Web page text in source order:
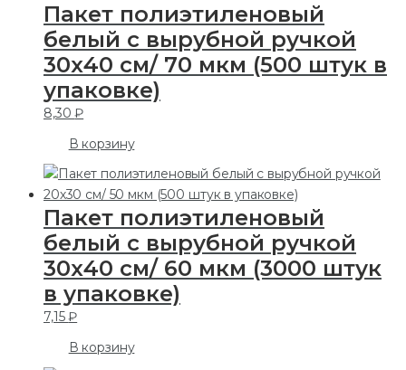
Пакет полиэтиленовый
белый с вырубной ручкой
30х40 см/ 70 мкм (500 штук в
упаковке)
8,30₽
В корзину
Пакет полиэтиленовый
белый с вырубной ручкой
30х40 см/ 60 мкм (3000 штук
в упаковке)
7,15₽
В корзину